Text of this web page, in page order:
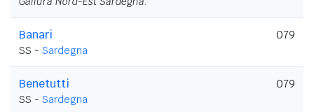
Banari
SS - Sardegna
079
Benetutti
SS - Sardegna
079